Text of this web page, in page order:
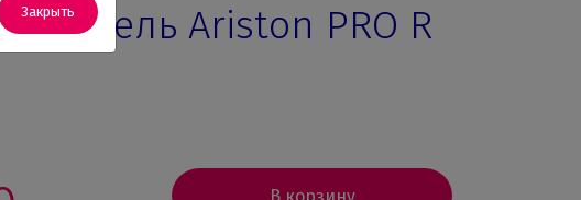
Ariston PRO R
Закрыть